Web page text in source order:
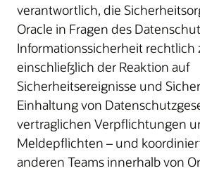
verantwortlich, die
Oracle in Fragen des
Informationssicherheit rechtlich
einschließlich der Reaktion auf
Sicherheitsereignisse und
Einhaltung von
vertraglichen Verpflichtungen
Meldepflichten – und
anderen Teams innerhalb von